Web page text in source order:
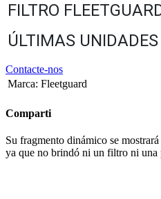
FILTRO
ÚLTIMAS
Contacte-nos
Marca: Fleetguard
Comparti
Su fragmento dinámico se
ya que no brindó ni un filtro ni una